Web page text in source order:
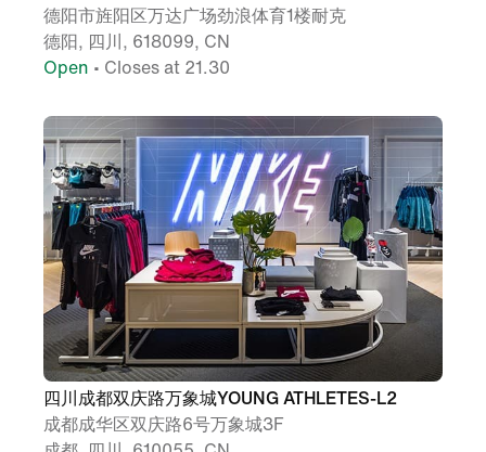
德阳市旌阳区万达广场劲浪体育1楼耐克
德阳, 四川, 618099, CN
Open • Closes at 21.30
四川成都双庆路万象城YOUNG ATHLETES-L2
成都成华区双庆路6号万象城3F